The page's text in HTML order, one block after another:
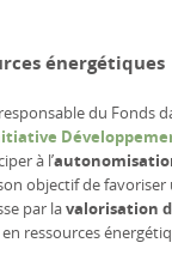
énergétiques
du Fonds
à l’
objectif de
par lavalorisation
ressources